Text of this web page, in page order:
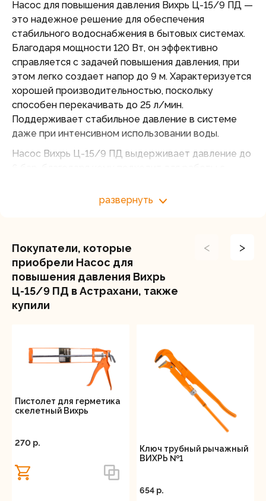
Насос для повышения давления Вихрь Ц-15/9 ПД —
это надежное решение для обеспечения
стабильного водоснабжения в бытовых системах.
Благодаря мощности 120 Вт, он эффективно
справляется с задачей повышения давления, при
этом легко создает напор до 9 м. Характеризуется
хорошей производительностью, поскольку
способен перекачивать до 25 л/мин.
Поддерживает стабильное давление в системе
даже при интенсивном использовании воды.
Насос Вихрь Ц-15/9 ПД выдерживает давление до
двигателя из алюминия гарантирует устойчивость к
Температурный класс TF 110 позволяет
устройству справляться с горячей водой, это
значит, что насос может использоваться для
систем отопления или подачи горячей воды.
Благодаря монтажной длине 160 мм, насос легко
интегрируется в любую существующую систему.
развернуть
Покупатели, которые
приобрели Насос для
повышения давления Вихрь
Ц-15/9 ПД в Астрахани, также
купили
< >
Пистолет для герметика
скелетный Вихрь
270 p.
Ключ трубный рычажный
ВИХРЬ №1
654 p.